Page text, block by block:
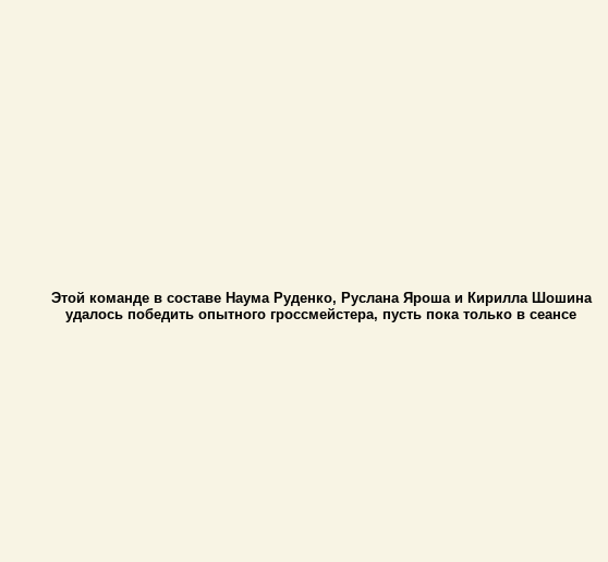
Этой команде в составе Наума Руденко, Руслана Яроша и Кирилла Шошина
удалось победить опытного гроссмейстера, пусть пока только в сеансе